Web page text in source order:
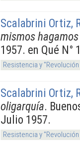
Scalabrini Ortiz,
mismos
1957. en Qué N°
Resistencia y
Scalabrini Ortiz,
oligarquía.
Julio 1957.
Resistencia y